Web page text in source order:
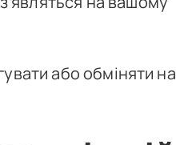
або обміняти на